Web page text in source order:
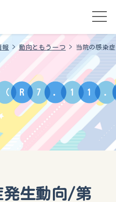
報 > 動向ともう一つ > 当院の感染
（ R 7 . 1 1 .
発生動向/第